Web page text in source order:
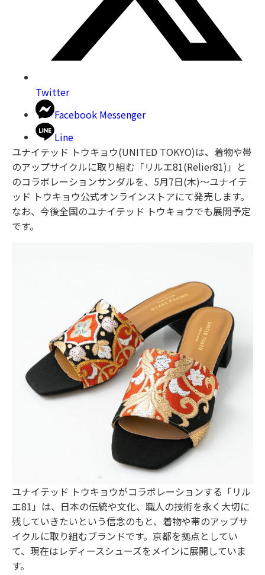
Twitter
Facebook Messenger
Line
ユナイテッド トウキョウ(UNITED TOKYO)は、着物や帯
のアップサイクルに取り組む「リルエ81(Relier81)」と
のコラボレーションサンダルを、5月7日(木)〜ユナイテ
ッド トウキョウ公式オンラインストアにて発売します。
なお、今後全国のユナイテッド トウキョウでも展開予定
です。
ユナイテッド トウキョウがコラボレーションする「リル
エ81」は、日本の伝統や文化、職人の技術を永く大切に
残していきたいという信念のもと、着物や帯のアップサ
イクルに取り組むブランドです。京都を拠点としてい
て、現在はレディースシューズをメインに展開していま
す。